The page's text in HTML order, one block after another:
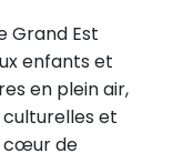
Grand Est
enfants et
en plein air,
et
cœur de